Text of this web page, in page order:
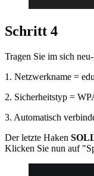
Schritt 4
Tragen Sie im sich
1. Netzwerkname =
2. Sicherheitstyp =
3. Automatisch
Der letzte Haken
Klicken Sie nun auf